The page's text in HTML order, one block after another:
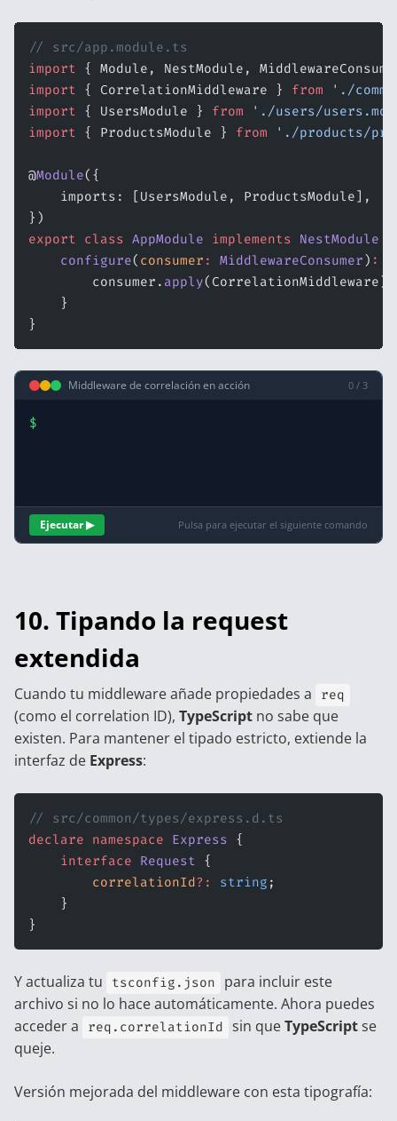
// src/app.module.ts
import { Module, NestModule,
import { CorrelationMiddleware } from './
import { UsersModule } from './users/
import { ProductsModule } from './products/
@Module({
    imports: [UsersModule, ProductsModule],
})
export class AppModule implements NestModule
    configure
( consumer : MiddlewareConsumer) :
        consumer.
apply(CorrelationMiddleware).
    }
}
Middleware de correlación en acción 0 / 3
$
Ejecutar ▶ Pulsa para ejecutar el siguiente comando
10. Tipando la request
extendida
Cuando tu middleware añade propiedades a req
(como el correlation ID), TypeScript no sabe que
existen. Para mantener el tipado estricto, extiende la
interfaz de Express:
// src/common/types/express.d.ts
declare namespace Express {
    interface
Request {
        correlationId
?: string ;
    }
}
Y actualiza tu tsconfig.json
para incluir este
archivo si no lo hace automáticamente. Ahora puedes
acceder a
req.correlationId sin queTypeScriptse
queje.
Versión mejorada del middleware con esta tipografía: